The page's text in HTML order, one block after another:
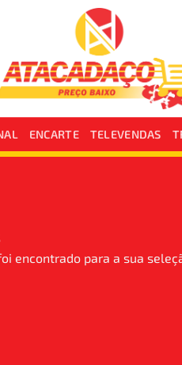
ENCARTE TELEVENDAS
encontrado para a sua